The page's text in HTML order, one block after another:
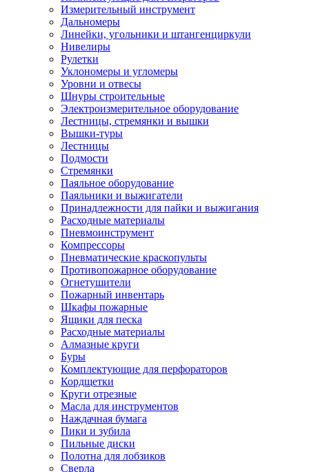
Измерительный инструмент
Дальномеры
Линейки, угольники и штангенциркули
Нивелиры
Рулетки
Уклономеры и угломеры
Уровни и отвесы
Шнуры строительные
Электроизмерительное оборудование
Лестницы, стремянки и вышки
Вышки-туры
Лестницы
Подмости
Стремянки
Паяльное оборудование
Паяльники и выжигатели
Принадлежности для пайки и выжигания
Расходные материалы
Пневмоинструмент
Компрессоры
Пневматические краскопульты
Противопожарное оборудование
Огнетушители
Пожарный инвентарь
Шкафы пожарные
Ящики для песка
Расходные материалы
Алмазные круги
Буры
Комплектующие для перфораторов
Кордщетки
Круги отрезные
Масла для инструментов
Наждачная бумага
Пики и зубила
Пильные диски
Полотна для лобзиков
Сверла